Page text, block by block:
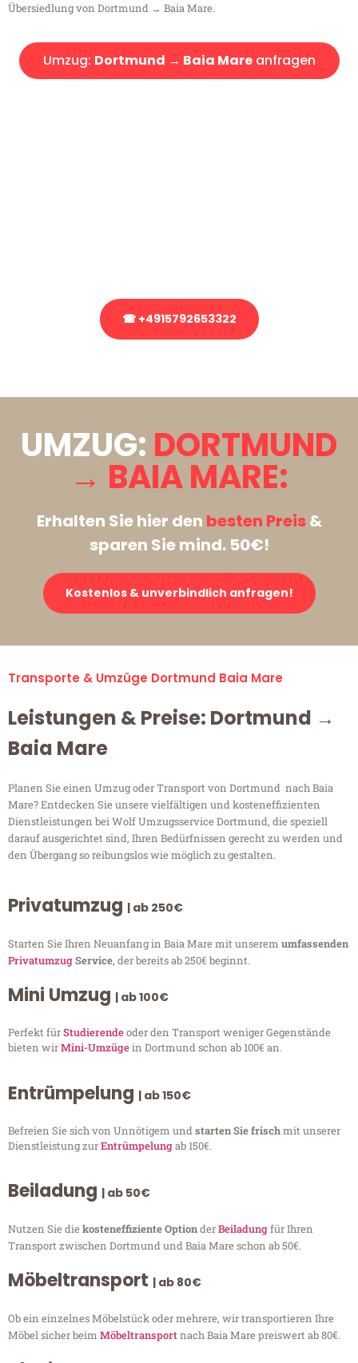
Übersiedlung von Dortmund → Baia Mare.
Umzug: Dortmund → Baia Mareanfragen
☎ +4915792653322
UMZUG: DORTMUND
→ BAIA MARE:
Erhalten Sie hier den besten Preis&
sparen Sie mind. 50€!
Kostenlos & unverbindlich anfragen!
Transporte & Umzüge Dortmund Baia Mare
Leistungen & Preise: Dortmund →
Baia Mare
Planen Sie einen Umzug oder Transport von Dortmund nach Baia
Mare? Entdecken Sie unsere vielfältigen und kosteneffizienten
Dienstleistungen bei Wolf Umzugsservice Dortmund, die speziell
darauf ausgerichtet sind, Ihren Bedürfnissen gerecht zu werden und
den Übergang so reibungslos wie möglich zu gestalten.
Privatumzug | ab 250€
Starten Sie Ihren Neuanfang in Baia Mare mit unserem umfassenden
PrivatumzugService, der bereits ab 250€ beginnt.
Mini Umzug | ab 100€
Perfekt fürStudierendeoder den Transport weniger Gegenstände
bieten wirMini-Umzügein Dortmund schon ab 100€ an.
Entrümpelung | ab 150€
Befreien Sie sich von Unnötigem undstarten Sie frischmit unserer
Dienstleistung zurEntrümpelungab 150€.
Beiladung | ab 50€
Nutzen Sie diekosteneffiziente OptionderBeiladungfür Ihren
Transport zwischen Dortmund und Baia Mare schon ab 50€.
Möbeltransport | ab 80€
Ob ein einzelnes Möbelstück oder mehrere, wir transportieren Ihre
Möbel sicher beim Möbeltransportnach Baia Mare preiswert ab 80€.